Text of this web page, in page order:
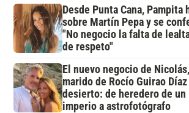
Desde Punta Cana, Pampita
sobre Martín Pepa y se
"No negocio la falta de
de respeto"
El nuevo negocio de Nicolás,
marido de Rocío Guirao Díaz
desierto: de heredero de un
imperio a astrofotógrafo